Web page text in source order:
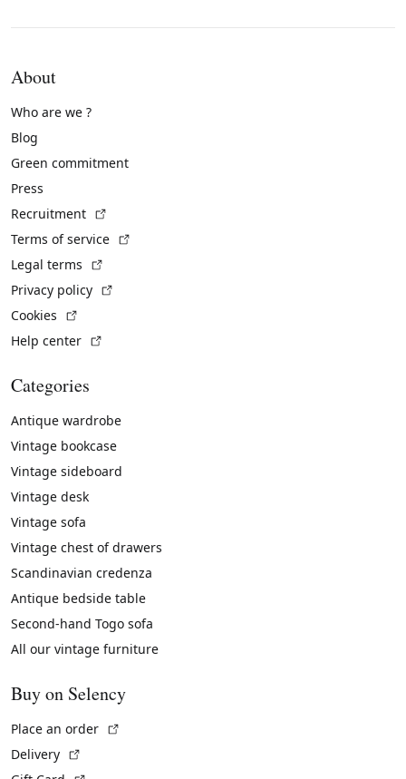
About
Who are we ?
Blog
Green commitment
Press
Recruitment
Terms of service
Legal terms
Privacy policy
Cookies
Help center
Categories
Antique wardrobe
Vintage bookcase
Vintage sideboard
Vintage desk
Vintage sofa
Vintage chest of drawers
Scandinavian credenza
Antique bedside table
Second-hand Togo sofa
All our vintage furniture
Buy on Selency
Place an order
Delivery